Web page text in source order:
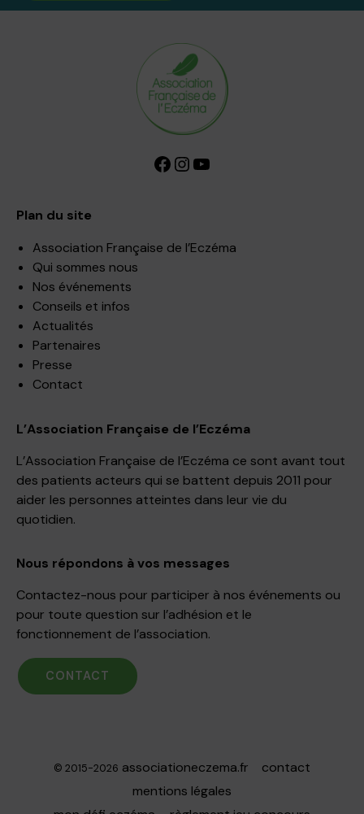
Facebook InstagramYouTube
Plan du site
Association Française de l’Eczéma
Qui sommes nous
Nos événements
Conseils et infos
Actualités
Partenaires
Presse
Contact
L’Association Française de l’Eczéma
L’Association Française de l’Eczéma ce sont avant tout
des patients acteurs qui se battent depuis 2011 pour
aider les personnes atteintes dans leur vie du
quotidien.
Nous répondons à vos messages
Contactez-nous pour participer à nos événements ou
pour toute question sur l’adhésion et le
fonctionnement de l’association.
CONTACT
© 2015-2026 associationeczema.fr
contact
mentions légales